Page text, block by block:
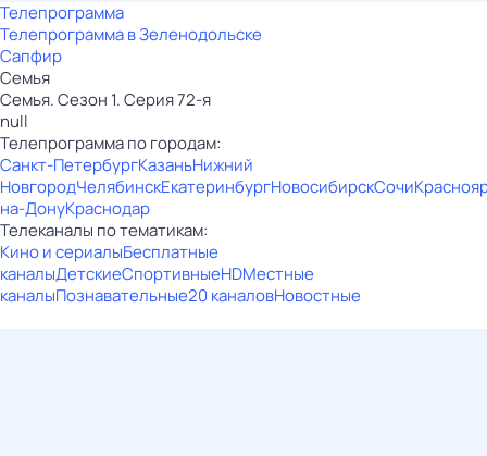
Телепрограмма
Телепрограмма в Зеленодольске
Сапфир
Семья
Семья. Сезон 1. Серия 72-я
null
Телепрограмма по городам:
Санкт-ПетербургКазаньНижний
НовгородЧелябинскЕкатеринбургНовосибирскСочи
на-ДонуКраснодар
Телеканалы по тематикам:
Кино и сериалыБесплатные
каналыДетскиеСпортивныеHDМестные
каналыПознавательные20 каналовНовостные